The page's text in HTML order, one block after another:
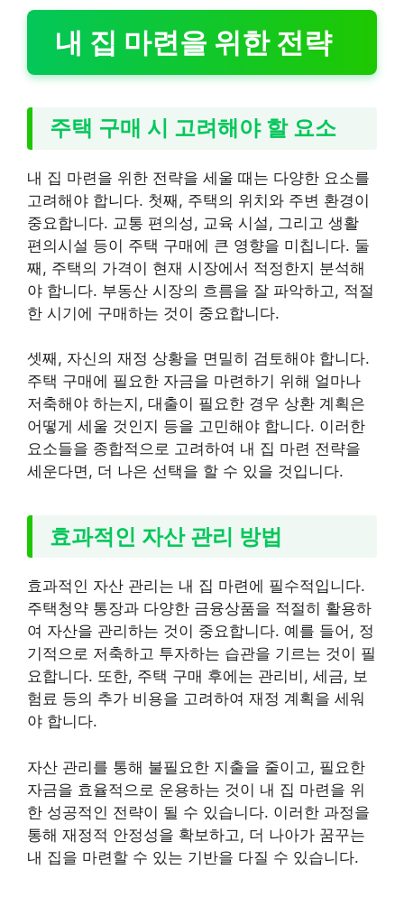
내 집 마련을 위한 전략
주택 구매 시 고려해야 할 요소
내 집 마련을 위한 전략을 세울 때는 다양한 요소를
고려해야 합니다. 첫째, 주택의 위치와 주변 환경이
중요합니다. 교통 편의성, 교육 시설, 그리고 생활
편의시설 등이 주택 구매에 큰 영향을 미칩니다. 둘
째, 주택의 가격이 현재 시장에서 적정한지 분석해
야 합니다. 부동산 시장의 흐름을 잘 파악하고, 적절
한 시기에 구매하는 것이 중요합니다.
셋째, 자신의 재정 상황을 면밀히 검토해야 합니다.
주택 구매에 필요한 자금을 마련하기 위해 얼마나
저축해야 하는지, 대출이 필요한 경우 상환 계획은
어떻게 세울 것인지 등을 고민해야 합니다. 이러한
요소들을 종합적으로 고려하여 내 집 마련 전략을
세운다면, 더 나은 선택을 할 수 있을 것입니다.
효과적인 자산 관리 방법
효과적인 자산 관리는 내 집 마련에 필수적입니다.
주택청약 통장과 다양한 금융상품을 적절히 활용하
여 자산을 관리하는 것이 중요합니다. 예를 들어, 정
기적으로 저축하고 투자하는 습관을 기르는 것이 필
요합니다. 또한, 주택 구매 후에는 관리비, 세금, 보
험료 등의 추가 비용을 고려하여 재정 계획을 세워
야 합니다.
자산 관리를 통해 불필요한 지출을 줄이고, 필요한
자금을 효율적으로 운용하는 것이 내 집 마련을 위
한 성공적인 전략이 될 수 있습니다. 이러한 과정을
통해 재정적 안정성을 확보하고, 더 나아가 꿈꾸는
내 집을 마련할 수 있는 기반을 다질 수 있습니다.